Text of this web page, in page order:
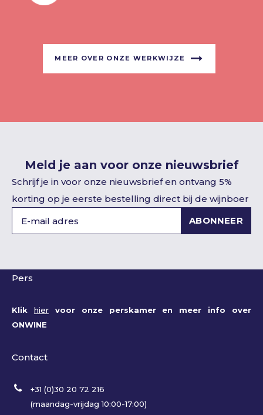
MEER OVER ONZE WERKWIJZE
Meld je aan voor onze nieuwsbrief
Schrijf je in voor onze nieuwsbrief en ontvang 5%
korting op je eerste bestelling direct bij de wijnboer
ABONNEER
Pers
Klik hiervoor onze perskamer en meer info over
ONWINE
Contact
+31 (0)30 20 72 216
(maandag-vrijdag 10:00-17:00)